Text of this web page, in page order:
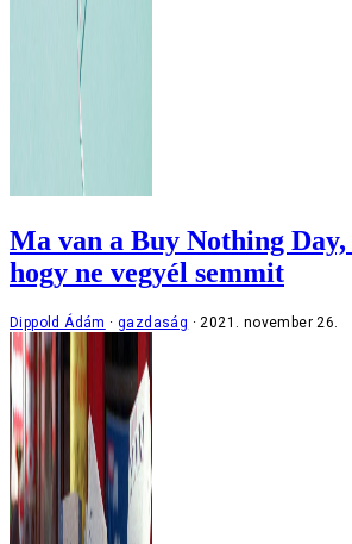
Ma van a Buy Nothing
hogy ne vegyél semmit
Dippold Ádám gazdaság 2021. november 26.